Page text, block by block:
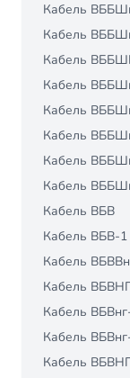
Кабель
Кабель
Кабель
Кабель
Кабель
Кабель
Кабель
Кабель
Кабель ВБВ
Кабель ВБВ-1
Кабель
Кабель
Кабель
Кабель
Кабель